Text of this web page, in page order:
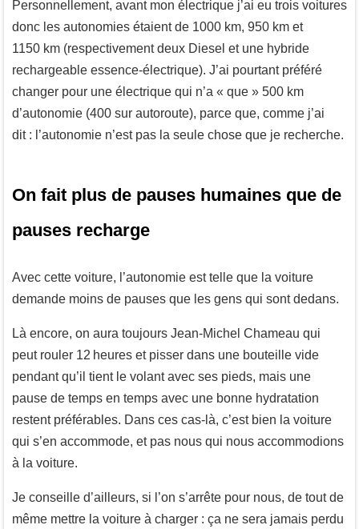
Personnellement, avant mon électrique j’ai eu trois voitures
donc les autonomies étaient de 1000 km, 950 km et
1150 km (respectivement deux Diesel et une hybride
rechargeable essence-électrique). J’ai pourtant préféré
changer pour une électrique qui n’a « que » 500 km
d’autonomie (400 sur autoroute), parce que, comme j’ai
dit : l’autonomie n’est pas la seule chose que je recherche.
On fait plus de pauses humaines que de
pauses recharge
Avec cette voiture, l’autonomie est telle que la voiture
demande moins de pauses que les gens qui sont dedans.
Là encore, on aura toujours Jean-Michel Chameau qui
peut rouler 12 heures et pisser dans une bouteille vide
pendant qu’il tient le volant avec ses pieds, mais une
pause de temps en temps avec une bonne hydratation
restent préférables. Dans ces cas-là, c’est bien la voiture
qui s’en accommode, et pas nous qui nous accommodions
à la voiture.
Je conseille d’ailleurs, si l’on s’arrête pour nous, de tout de
même mettre la voiture à charger : ça ne sera jamais perdu